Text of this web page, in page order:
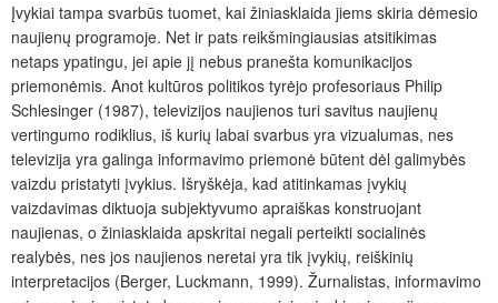
Įvykiai tampa svarbūs tuomet, kai žiniasklaida jiems skiria dėmesio
naujienų programoje. Net ir pats reikšmingiausias atsitikimas
netaps ypatingu, jei apie jį nebus pranešta komunikacijos
priemonėmis. Anot kultūros politikos tyrėjo profesoriaus Philip
Schlesinger (1987), televizijos naujienos turi savitus naujienų
vertingumo rodiklius, iš kurių labai svarbus yra vizualumas, nes
televizija yra galinga informavimo priemonė būtent dėl galimybės
vaizdu pristatyti įvykius. Išryškėja, kad atitinkamas įvykių
vaizdavimas diktuoja subjektyvumo apraiškas konstruojant
naujienas, o žiniasklaida apskritai negali perteikti socialinės
realybės, nes jos naujienos neretai yra tik įvykių, reiškinių
interpretacijos (Berger, Luckmann, 1999). Žurnalistas, informavimo